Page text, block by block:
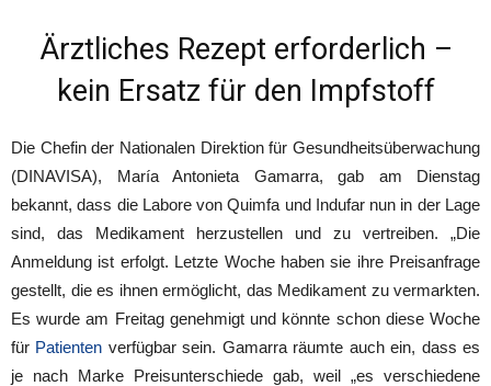
Ärztliches Rezept erforderlich –
kein Ersatz für den Impfstoff
Die Chefin der Nationalen Direktion für Gesundheitsüberwachung
(DINAVISA), María Antonieta Gamarra, gab am Dienstag
bekannt, dass die Labore von Quimfa und Indufar nun in der Lage
sind, das Medikament herzustellen und zu vertreiben. „Die
Anmeldung ist erfolgt. Letzte Woche haben sie ihre Preisanfrage
gestellt, die es ihnen ermöglicht, das Medikament zu vermarkten.
Es wurde am Freitag genehmigt und könnte schon diese Woche
für Patienten verfügbar sein. Gamarra räumte auch ein, dass es
je nach Marke Preisunterschiede gab, weil „es verschiedene